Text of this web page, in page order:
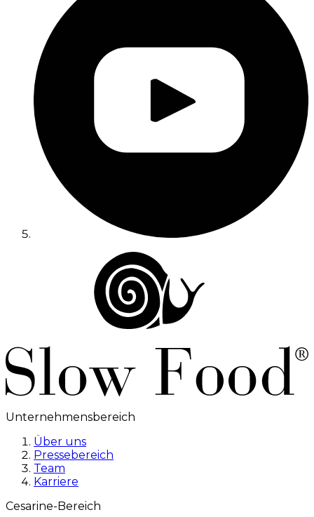
Unternehmensbereich
Über uns
Pressebereich
Team
Karriere
Cesarine-Bereich